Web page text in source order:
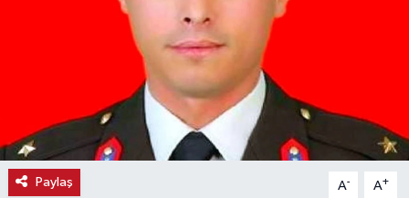
Paylaş A- A+
Haber İlanlar
Kültür-Sanat
Magazin